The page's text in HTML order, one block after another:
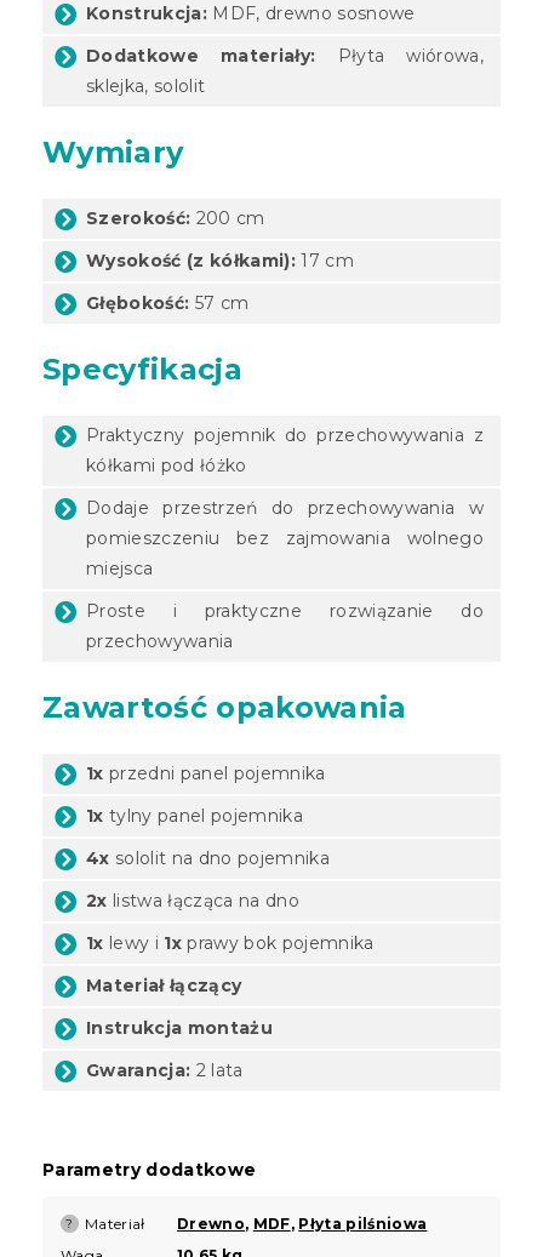
Konstrukcja: MDF, drewno sosnowe
Dodatkowe materiały: Płyta wiórowa,
sklejka, sololit
Wymiary
Szerokość: 200 cm
Wysokość (z kółkami): 17 cm
Głębokość: 57 cm
Specyfikacja
Praktyczny pojemnik do przechowywania z
kółkami pod łóżko
Dodaje przestrzeń do przechowywania w
pomieszczeniu bez zajmowania wolnego
miejsca
Proste i praktyczne rozwiązanie do
przechowywania
Zawartość opakowania
1x przedni panel pojemnika
1x tylny panel pojemnika
4x sololit na dno pojemnika
2x listwa łącząca na dno
1x lewy i 1x prawy bok pojemnika
Materiał łączący
Instrukcja montażu
Gwarancja: 2 lata
Parametry dodatkowe
? Materiał Drewno, MDF, Płyta pilśniowa